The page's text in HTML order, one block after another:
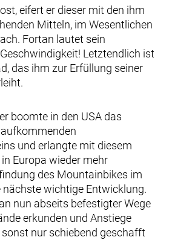
eifert er dieser mit den ihm
Mitteln, im Wesentlichen
Fortan lautet sein
Letztendlich ist
das ihm zur Erfüllung seiner
boomte in den USA das
und erlangte mit diesem
Europa wieder mehr
des Mountainbikes im
wichtige Entwicklung.
nun abseits befestigter Wege
erkunden und Anstiege
nur schiebend geschafft